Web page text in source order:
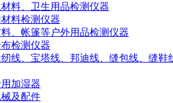
料、卫生用品检测仪器
料检测仪器
、帐篷等户外用品检测仪器
检测仪器
线、宝塔线、邦迪线、缝包线、缝鞋
加湿器
及配件